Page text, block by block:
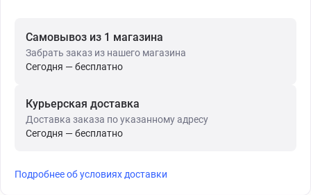
Самовывоз из 1 магазина
Забрать заказ из нашего магазина
Сегодня — бесплатно
Курьерская доставка
Доставка заказа по указанному адресу
Сегодня — бесплатно
Подробнее об условиях доставки